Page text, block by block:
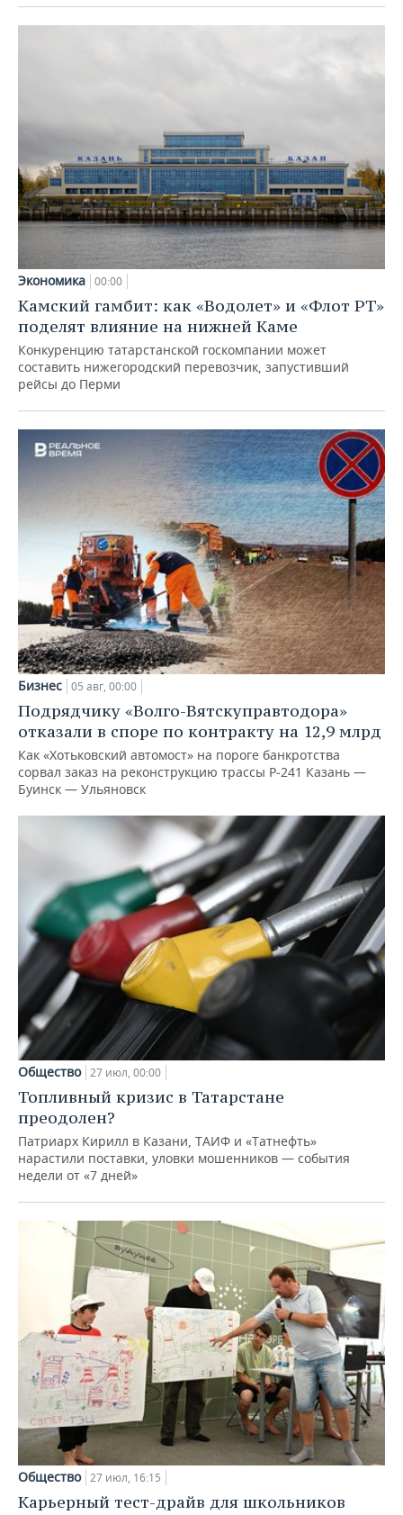
Экономика 00:00
Камский гамбит: как «Водолет» и «Флот РТ»
поделят влияние на нижней Каме
Конкуренцию татарстанской госкомпании может
составить нижегородский перевозчик, запустивший
рейсы до Перми
Бизнес 05 авг, 00:00
Подрядчику «Волго-Вятскуправтодора»
отказали в споре по контракту на 12,9 млрд
Как «Хотьковский автомост» на пороге банкротства
сорвал заказ на реконструкцию трассы Р‑241 Казань —
Буинск — Ульяновск
Общество 27 июл, 00:00
Топливный кризис в Татарстане
преодолен?
Патриарх Кирилл в Казани, ТАИФ и «Татнефть»
нарастили поставки, уловки мошенников — события
недели от «7 дней»
Общество 27 июл, 16:15
Карьерный тест-драйв для школьников